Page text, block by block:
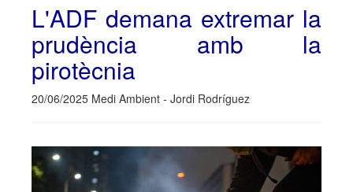
L'ADF demana extremar la
prudència amb la
pirotècnia
20/06/2025 Medi Ambient - Jordi Rodríguez